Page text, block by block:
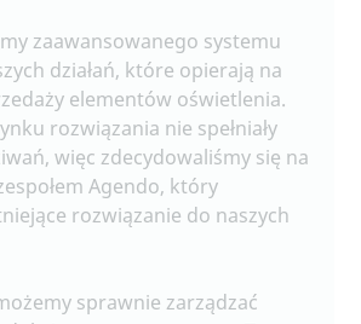
zaawansowanego systemu
działań, które opierają na
elementów oświetlenia.
rozwiązania nie spełniały
więc zdecydowaliśmy się na
Agendo, który
rozwiązanie do naszych
sprawnie zarządzać